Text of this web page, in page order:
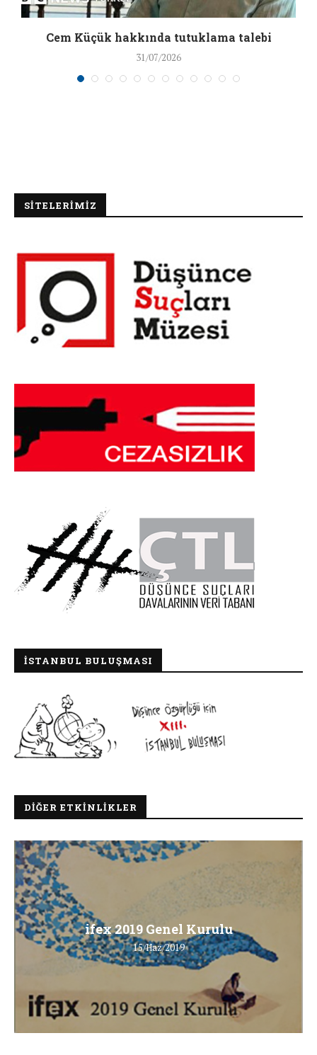
Cem Küçük hakkında tutuklama talebi
31/07/2026
SİTELERİMİZ
İSTANBUL BULUŞMASI
DIĞER ETKINLIKLER
ifex 2019 Genel Kurulu
15/Haz/2019